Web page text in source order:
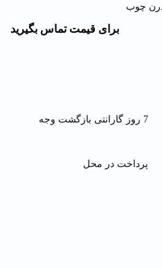
چوب
برای قیمت تماس بگیرید
7 روز گارانتی بازگشت وجه
پرداخت در محل